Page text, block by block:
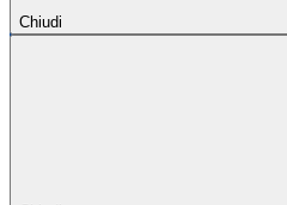
Chiudi